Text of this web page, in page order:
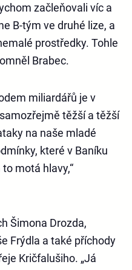
začleňovali víc a
B-tým ve druhé lize, a
prostředky. Tohle
Brabec.
miliardářů je v
těžší a těžší
na naše mladé
které v Baníku
motá hlavy,“
Šimona Drozda,
Frýdla a také příchody
Kričfalušiho. „Já